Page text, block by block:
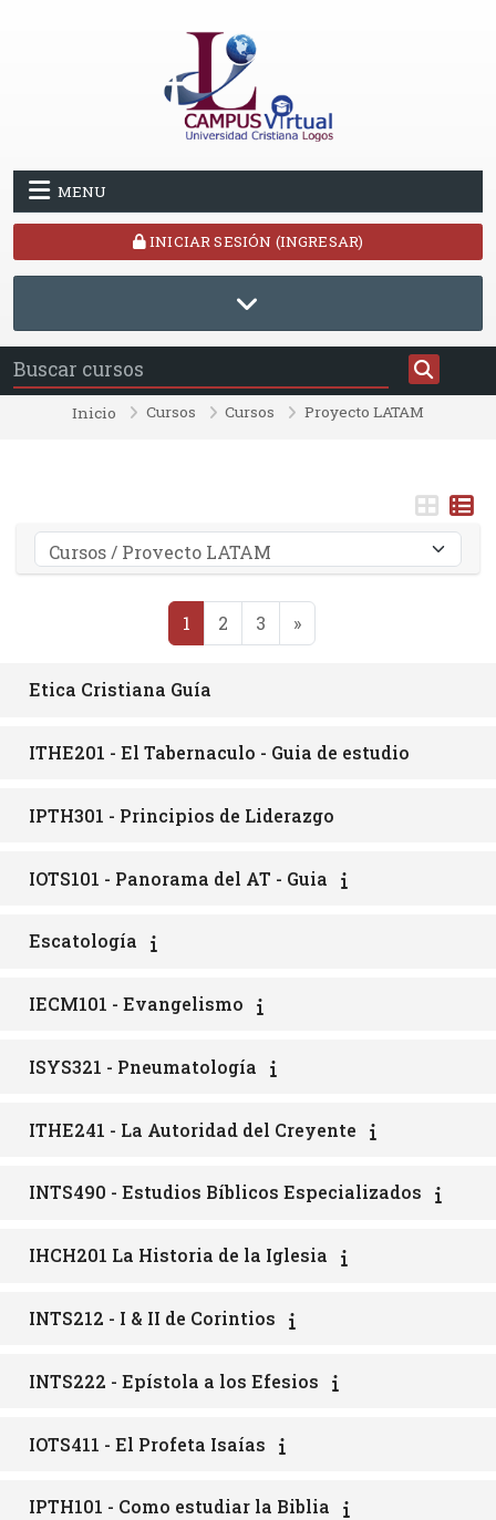
MENU
INICIAR SESIÓN (INGRESAR)
Inicio Cursos Cursos Proyecto LATAM
Categorías
1 Página 1
2Página 2
3Página 3
»Página siguiente
Etica Cristiana Guía
ITHE201 - El Tabernaculo - Guia de estudio
IPTH301 - Principios de Liderazgo
IOTS101 - Panorama del AT - Guia
Escatología
IECM101 - Evangelismo
ISYS321 - Pneumatología
ITHE241 - La Autoridad del Creyente
INTS490 - Estudios Bíblicos Especializados
IHCH201 La Historia de la Iglesia
INTS212 - I & II de Corintios
INTS222 - Epístola a los Efesios
IOTS411 - El Profeta Isaías
IPTH101 - Como estudiar la Biblia